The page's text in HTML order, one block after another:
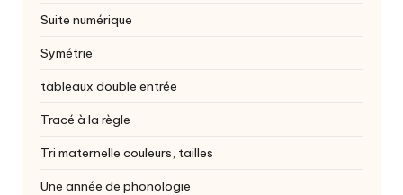
Suite numérique
Symétrie
tableaux double entrée
Tracé à la règle
Tri maternelle couleurs, tailles
Une année de phonologie